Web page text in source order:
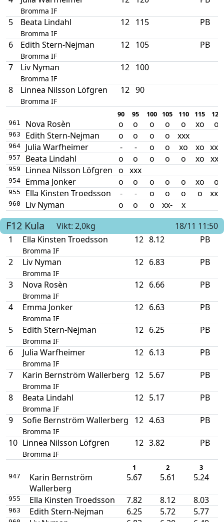
Bromma IF
5 Beata Lindahl
Bromma IF
12 115 PB
6 Edith Stern-Nejman
Bromma IF
12 105 PB
7 Liv Nyman
Bromma IF
12 100
8 Linnea Nilsson Löfgren
Bromma IF
12 90
90 95 100 105 110 115 120
961 Nova Rosèn o o o o o xo o
963 Edith Stern-Nejman o o o o xxx
964 Julia Warfheimer - - o o xo xo xxo
957 Beata Lindahl o o o o o xo xxx
959 Linnea Nilsson Löfgren o xxx
954 Emma Jonker o o o o o xo o
955 Ella Kinsten Troedsson - - o o o o xxo
960 Liv Nyman o o o xx- x
F12 Kula Vikt: 2,0kg
18/11 11:50
1
Ella Kinsten Troedsson
Bromma IF
12 8.12 PB
2 Liv Nyman
Bromma IF
12 6.83 PB
3 Nova Rosèn
Bromma IF
12 6.66 PB
4 Emma Jonker
Bromma IF
12 6.63 PB
5 Edith Stern-Nejman
Bromma IF
12 6.25 PB
6 Julia Warfheimer
Bromma IF
12 6.13 PB
7 Karin Bernström Wallerberg
Bromma IF
12 5.67 PB
8 Beata Lindahl
Bromma IF
12 5.17 PB
9 Sofie Bernström Wallerberg
Bromma IF
12 4.63 PB
10 Linnea Nilsson Löfgren
Bromma IF
12 3.82 PB
1 2 3
947
Karin Bernström
Wallerberg
5.67 5.61 5.24
955 Ella Kinsten Troedsson 7.82 8.12 8.03
963 Edith Stern-Nejman 6.25 5.72 5.77